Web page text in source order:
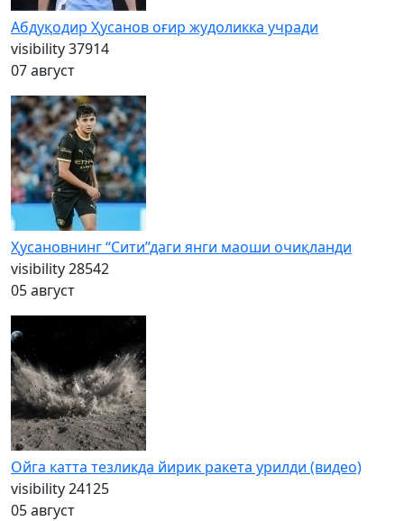
Абдуқодир Ҳусанов оғир жудоликка учради
visibility37914
07 август
Ҳусановнинг “Сити”даги янги маоши очиқланди
visibility28542
05 август
Ойга катта тезликда йирик ракета урилди (видео)
visibility24125
05 август